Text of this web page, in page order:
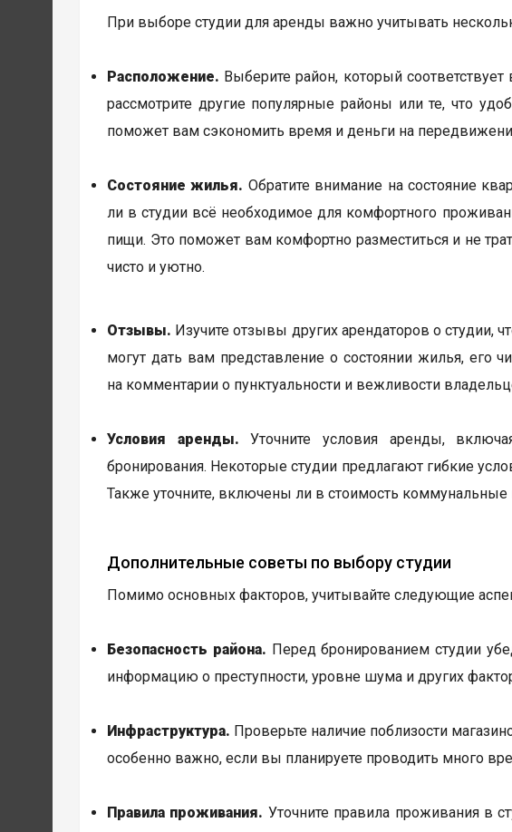
При выборе студии для аренды важно учитывать
Расположение. Выберите район, который
рассмотрите другие популярные районы или те, что
поможет вам сэкономить время и деньги на
Состояние жилья. Обратите внимание на состояние
ли в студии всё необходимое для комфортного
пищи. Это поможет вам комфортно разместиться и не
чисто и уютно.
Отзывы. Изучите отзывы других арендаторов о студии,
могут дать вам представление о состоянии жилья, его
на комментарии о пунктуальности и вежливости
Условия аренды. Уточните условия аренды,
бронирования. Некоторые студии предлагают гибкие
Также уточните, включены ли в стоимость
Дополнительные советы по выбору студии
Помимо основных факторов, учитывайте следующие
Безопасность района. Перед бронированием студии
информацию о преступности, уровне шума и других
Инфраструктура. Проверьте наличие поблизости
особенно важно, если вы планируете проводить много
Правила проживания. Уточните правила проживания в